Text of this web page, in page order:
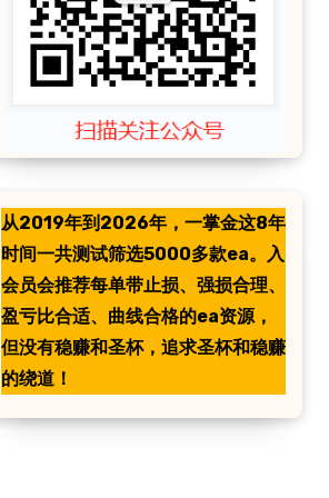
从2019年到2026年，一掌金这8年
时间一共测试筛选5000多款ea。入
会员会推荐每单带止损、强损合理、
盈亏比合适、曲线合格的ea资源，
但没有稳赚和圣杯，追求圣杯和稳赚
的绕道！